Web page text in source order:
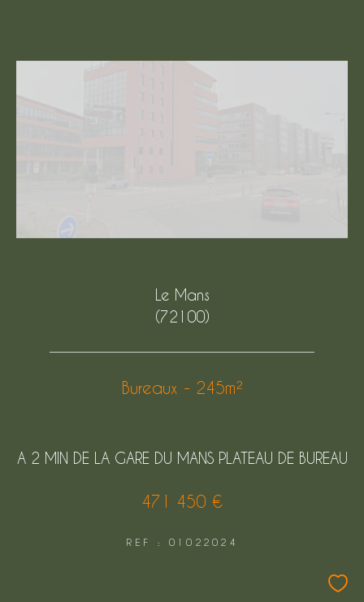
Le Mans
(72100)
Bureaux - 245m²
A 2 MIN DE LA GARE DU MANS PLATEAU DE BUREAU
471 450 €
REF : 01022024